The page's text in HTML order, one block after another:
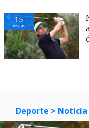
15
visitas
Deporte > Noticia